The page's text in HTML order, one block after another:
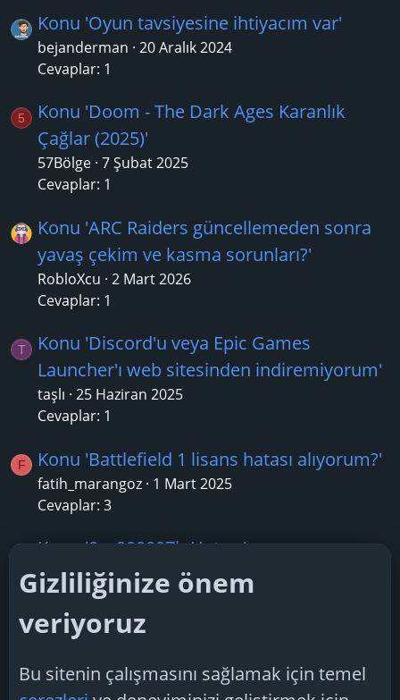
Konu 'Oyun tavsiyesine ihtiyacım var'
bejanderman 20 Aralık 2024
Cevaplar: 1
5
Konu 'Doom - The Dark Ages Karanlık
Çağlar (2025)'
57Bölge 7 Şubat 2025
Cevaplar: 1
Konu 'ARC Raiders güncellemeden sonra
yavaş çekim ve kasma sorunları?'
RobloXcu 2 Mart 2026
Cevaplar: 1
T
Konu 'Discord'u veya Epic Games
Launcher'ı web sitesinden indiremiyorum'
taşlı 25 Haziran 2025
Cevaplar: 1
F Konu 'Battlefield 1 lisans hatası alıyorum?'
fatih_marangoz 1 Mart 2025
Cevaplar: 3
Konu '0xc000007b Hatası'
geser22 21 Ocak 2025
Cevaplar: 3
Konu 'TinyTask çalıştırıldığında Roblox'ta
yüksek ping'
ramazangven
25 Haziran 2025
Gizliliğinize önem
veriyoruz
Bu sitenin çalışmasını sağlamak için temel